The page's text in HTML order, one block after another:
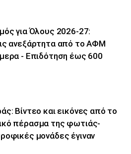
για Όλους 2026-27:
ανεξάρτητα από το ΑΦΜ
- Επιδότηση έως 600
Βίντεο και εικόνες από το
πέρασμα της φωτιάς-
μονάδες έγιναν